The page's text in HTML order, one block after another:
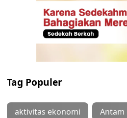
Tag Populer
aktivitas ekonomi Antam